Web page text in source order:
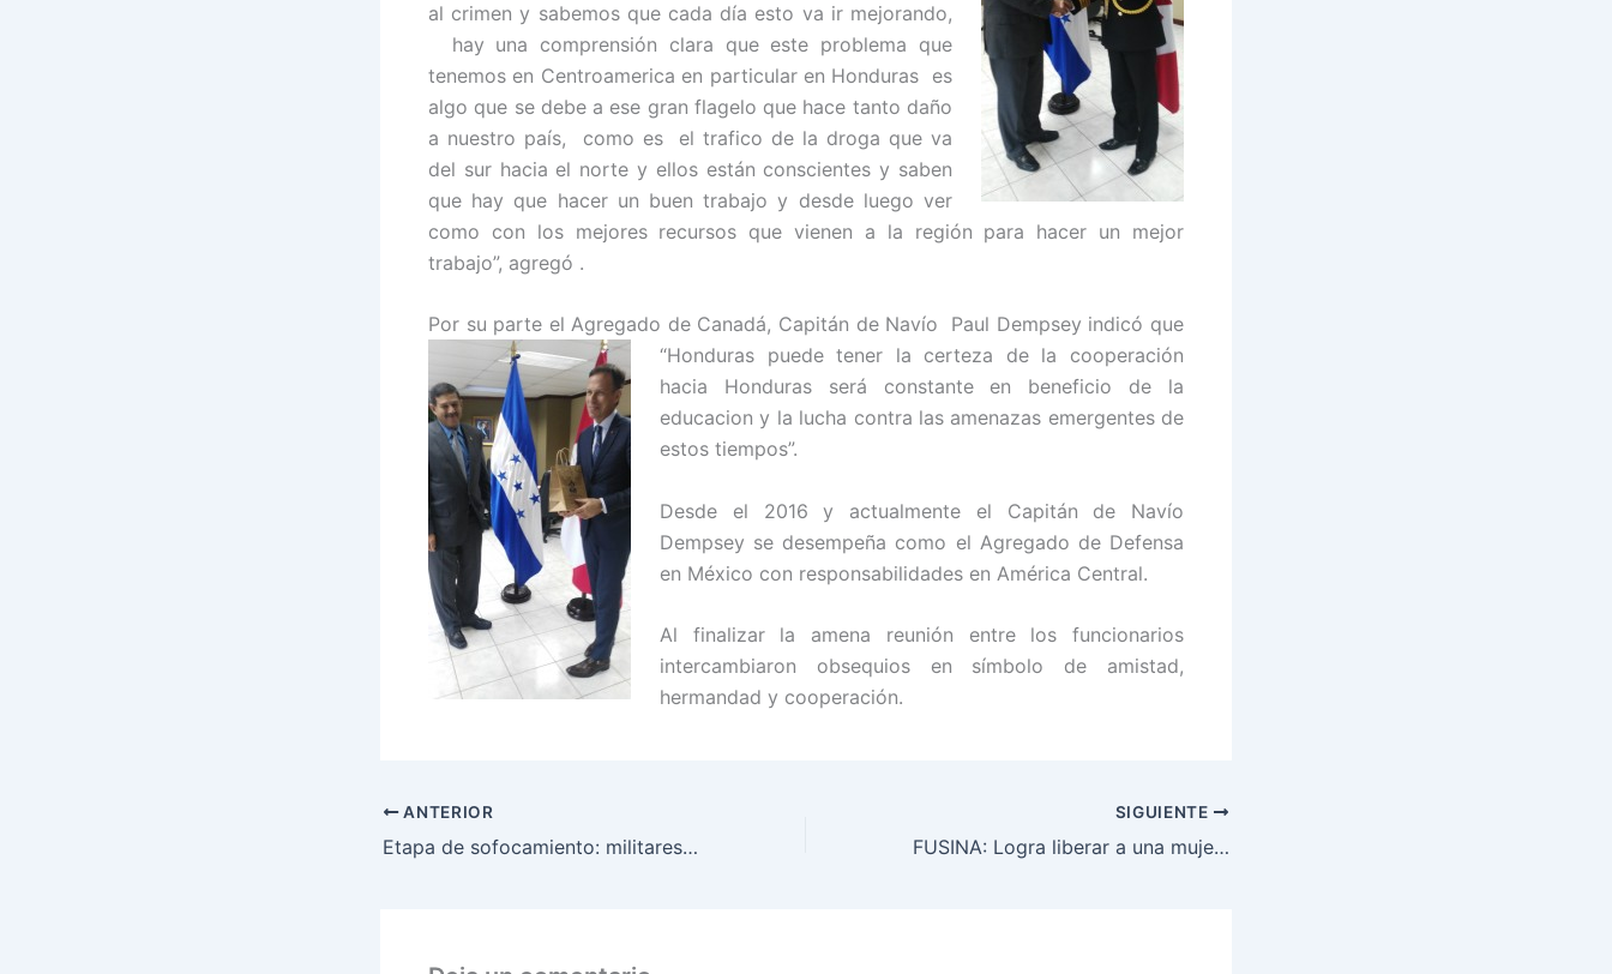
al crimen y sabemos que cada día esto va ir mejorando,
hay una comprensión clara que este problema que
tenemos en Centroamerica en particular en Honduras es
algo que se debe a ese gran flagelo que hace tanto daño
a nuestro país, como es el trafico de la droga que va
del sur hacia el norte y ellos están conscientes y saben
que hay que hacer un buen trabajo y desde luego ver
como con los mejores recursos que vienen a la región para hacer un mejor
trabajo”, agregó .
Por su parte el Agregado de Canadá, Capitán de Navío Paul Dempsey indicó que
“Honduras puedetener la certeza de la cooperación
hacia Honduras será constante en beneficio de la
educacion y la lucha contra las amenazas emergentes de
estos tiempos”.
Desde el 2016 y actualmente el Capitán de Navío
Dempsey se desempeña como el Agregado de Defensa
en México con responsabilidades en América Central.
Al finalizar la amena reunión entre los funcionarios
intercambiaron obsequios en símbolo de amistad,
hermandad y cooperación.
ANTERIOR
Etapa de sofocamiento: militares continúan interviniendo incendio iniciado en el Parque Nacional Celaque
SIGUIENTE
FUSINA: Logra liberar a una mujer que mantenía secuestrada integrantes de maras